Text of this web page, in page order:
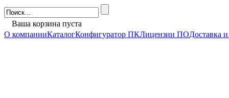
Ваша корзина пуста
О компанииКаталогКонфигуратор ПКЛицензии ПОДоставка